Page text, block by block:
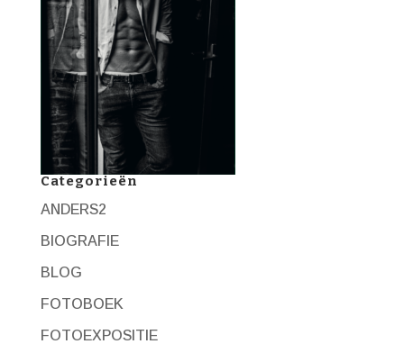
Categorieën
ANDERS2
BIOGRAFIE
BLOG
FOTOBOEK
FOTOEXPOSITIE